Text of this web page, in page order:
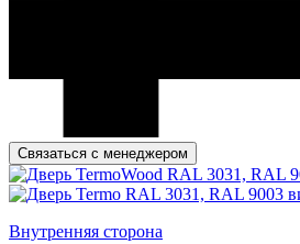
Связаться с менеджером
Внутренняя сторона